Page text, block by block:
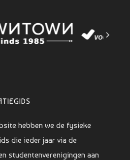
hebben we de fysieke
die ieder jaar via de
studentenverenigingen aan